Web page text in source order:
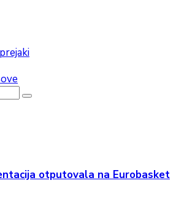
otputovala na Eurobasket